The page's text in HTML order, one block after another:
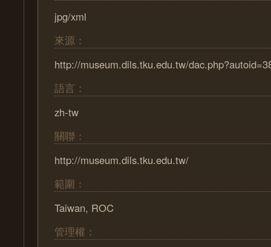
jpg/xml
來源：
http://museum.dils.tku.edu.tw/
語言：
zh-tw
關聯：
http://museum.dils.tku.edu.tw/
範圍：
Taiwan, ROC
管理權：